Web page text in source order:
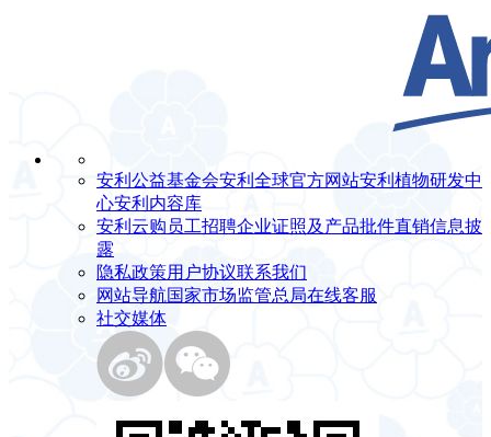
安利公益基金会安利全球官方网站安利植物研发中
心安利内容库
安利云购 员工招聘企业证照及产品批件直销信息披
露
隐私政策用户协议联系我们
网站导航国家市场监管总局在线客服
社交媒体